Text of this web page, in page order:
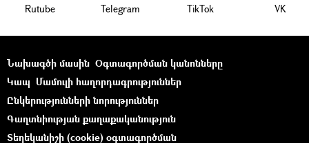
Rutube Telegram ТikТоk VK
Նախագծի մասին Օգտագործման կանոնները
Կապ Մամուլի հաղորդագրություններ
Ընկերությունների նորություններ
Գաղտնիության քաղաքականություն
Տեղեկանիշի (cookie) օգտագործման